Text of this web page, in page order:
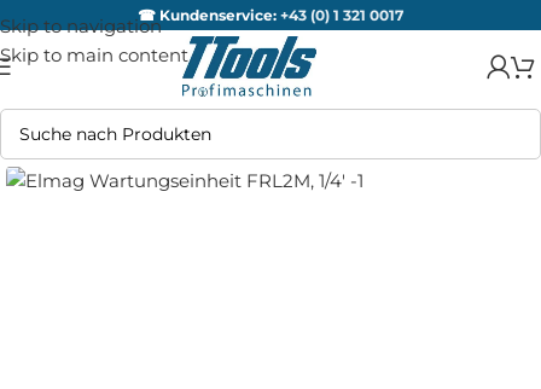
Skip to navigation
Skip to main content
☎ Kundenservice: +43 (0) 1 321 0017